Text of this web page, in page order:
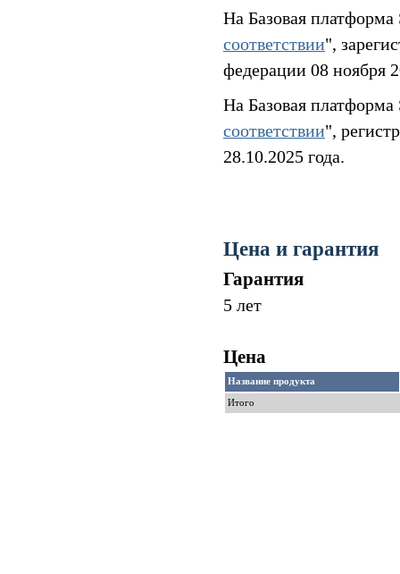
На Базовая
соответствии",
федерации 08 ноября
На Базовая
соответствии",
28.10.2025 года.
Цена и гарантия
Гарантия
5 лет
Цена
Название продукта
Итого